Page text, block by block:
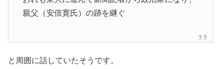
親父（安倍寛氏）の跡を継ぐ
と周囲に話していたそうです。